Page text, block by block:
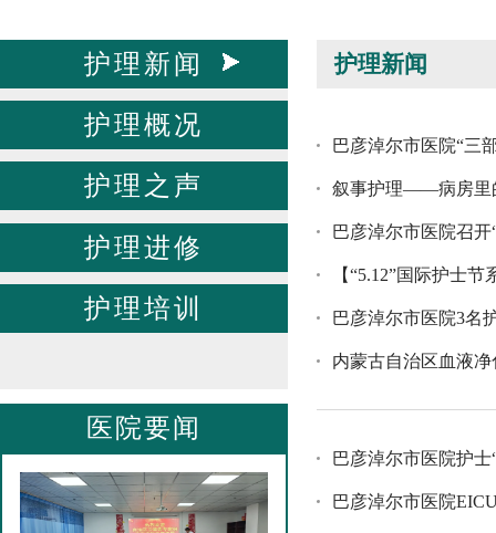
护理新闻
护理概况
护理之声
护理进修
护理培训
医院要闻
护理新闻
巴彦淖尔市医院“三
叙事护理——病房里
巴彦淖尔市医院召开
【“5.12”国际护士
巴彦淖尔市医院3名
内蒙古自治区血液
巴彦淖尔市医院护
巴彦淖尔市医院